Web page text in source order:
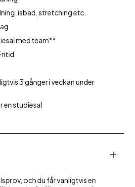
isbad, stretching etc.
med team**
3 gånger i veckan under
en studiesal
och du får vanligtvis en